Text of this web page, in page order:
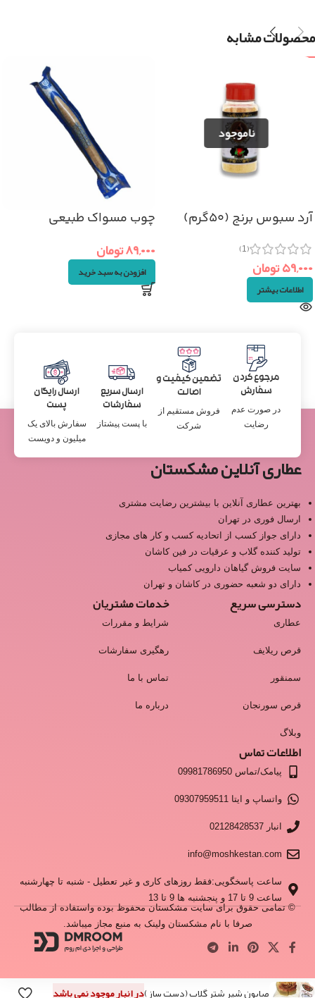
محصولات مشابه
آرد سبوس برنج (۵۰گرم)
(1)
۵۹,۰۰۰تومان
اطلاعات بیشتر
چوب مسواک طبیعی
۸۹,۰۰۰تومان
افزودن به سبد خرید
مرجوع کردن
سفارش
در صورت عدم
رضایت
تضمین کیفیت و
اصالت
فروش مستقیم از
شرکت
ارسال سریع
سفارشات
با پست پیشتاز
ارسال رایگان
پست
سفارش بالای یک
میلیون و دویست
عطاری آنلاین مشکستان
بهترین عطاری آنلاین با بیشترین رضایت مشتری
ارسال فوری در تهران
دارای جواز کسب از اتحادیه کسب و کار های مجازی
تولید کننده گلاب و عرقیات در فین کاشان
سایت فروش گیاهان دارویی کمیاب
دارای دو شعبه حضوری در کاشان و تهران
دسترسی سریع
عطاری
قرص ریلایف
سمنقور
قرص سورنجان
وبلاگ
خدمات مشتریان
شرایط و مقررات
رهگیری سفارشات
تماس با ما
درباره ما
اطلاعات تماس
پیامک/تماس 09981786950
واتساپ و ایتا 09307959511
انبار 02128428537
info@moshkestan.com
ساعت پاسخگویی:فقط روزهای کاری و غیر تعطیل - شنبه تا چهارشنبه
ساعت 9 تا 17 و پنجشنبه ها 9 تا 13
© تمامی حقوق برای سایت مشکستان محفوظ بوده واستفاده از مطالب
صرفا با نام مشکستان ولینک به منبع مجاز میباشد.
صابون شیر شتر گلاب (دست ساز)در انبار موجود نمی باشد